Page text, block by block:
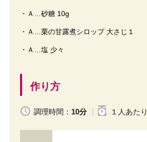
・Ａ…砂糖 10g
・Ａ…栗の甘露煮シロップ 大さじ１
・Ａ…塩 少々
作り方
調理時間： 10分 １人 あたり